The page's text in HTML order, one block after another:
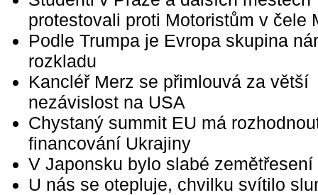
protestovali proti Motoristům v čele
Podle Trumpa je Evropa skupina
rozkladu
Kancléř Merz se přimlouvá za větší
nezávislost na USA
Chystaný summit EU má
financování Ukrajiny
V Japonsku bylo slabé zemětřesení
U nás se otepluje, chvilku svítilo